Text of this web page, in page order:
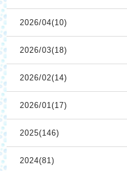
2026/04(10)
2026/03(18)
2026/02(14)
2026/01(17)
2025(146)
2024(81)